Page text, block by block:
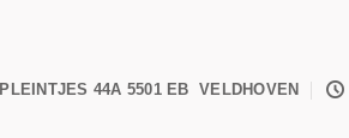
PLEINTJES 44A 5501 EB VELDHOVEN